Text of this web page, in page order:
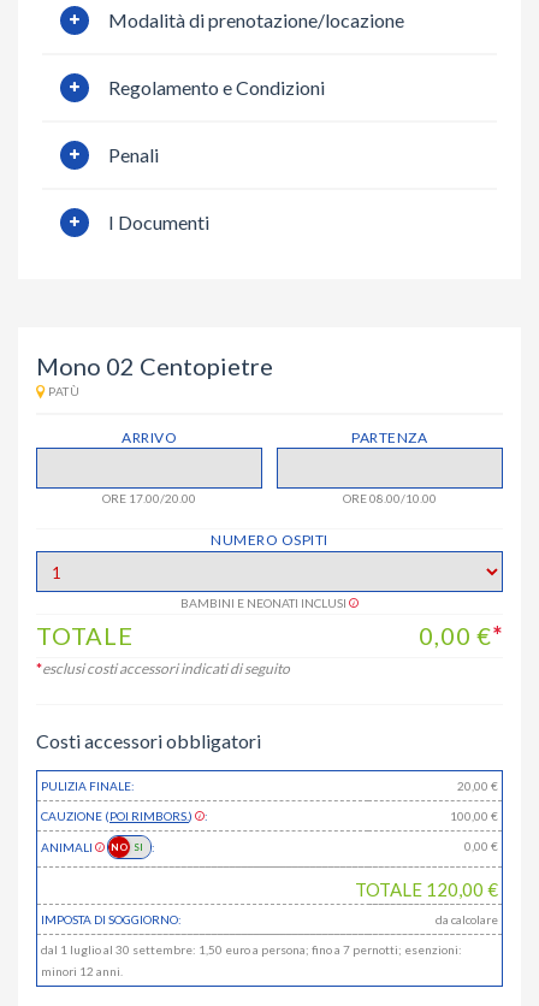
Modalità di prenotazione/locazione
Regolamento e Condizioni
Penali
I Documenti
Mono 02 Centopietre
PATÙ
ARRIVO
ORE 17.00/20.00
PARTENZA
ORE 08.00/10.00
NUMERO OSPITI
BAMBINI E NEONATI INCLUSI
TOTALE 0,00 €*
*esclusi costi accessori indicati di seguito
Costi accessori obbligatori
PULIZIA FINALE: 20,00 €
CAUZIONE (POI RIMBORS.) : 100,00 €
ANIMALI : 0,00 €
TOTALE 120,00 €
IMPOSTA DI SOGGIORNO: da calcolare
dal 1 luglio al 30 settembre: 1,50 euro a persona; fino a 7 pernotti; esenzioni:
minori 12 anni.